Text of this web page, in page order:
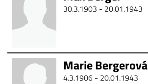
30.3.1903 - 20.01.1943
Marie Bergerová
4.3.1906 - 20.01.1943